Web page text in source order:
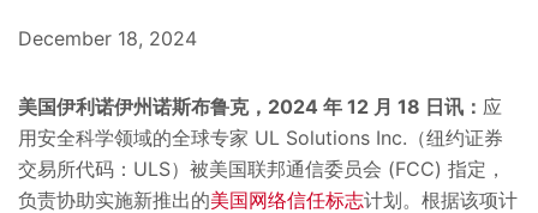
December 18, 2024
美国伊利诺伊州诺斯布鲁克，2024 年 12 月 18 日讯： 应
用安全科学领域的全球专家 UL Solutions Inc.（纽约证券
交易所代码：ULS）被美国联邦通信委员会 (FCC) 指定，
负责协助实施新推出的美国网络信任标志计划。根据该项计